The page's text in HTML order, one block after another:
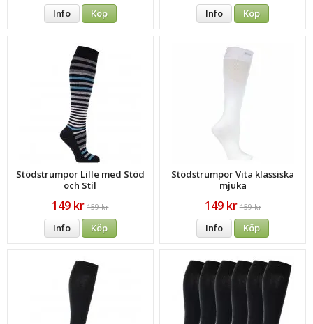
Info Köp Info Köp
Stödstrumpor Lille med Stöd
och Stil
149 kr 159 kr
Info Köp
Stödstrumpor Vita klassiska
mjuka
149 kr 159 kr
Info Köp